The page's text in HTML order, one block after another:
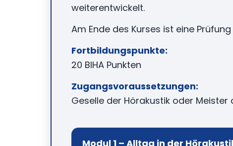
weiterentwickelt.
Am Ende des Kurses ist eine
Fortbildungspunkte:
20 BIHA Punkten
Zugangsvoraussetzungen:
Geselle der Hörakustik oder Meister
Modul 1 – Alltag in der